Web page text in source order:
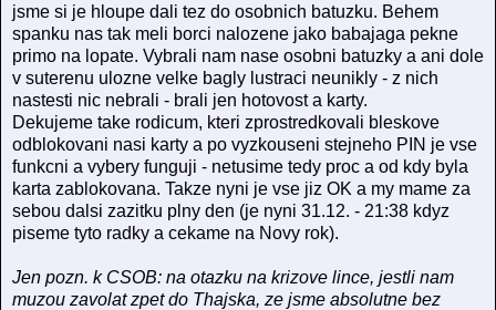
jsme si je hloupe dali tez do osobnich batuzku. Behem
spanku nas tak meli borci nalozene jako babajaga pekne
primo na lopate. Vybrali nam nase osobni batuzky a ani dole
v suterenu ulozne velke bagly lustraci neunikly - z nich
nastesti nic nebrali - brali jen hotovost a karty.
Dekujeme take rodicum, kteri zprostredkovali bleskove
odblokovani nasi karty a po vyzkouseni stejneho PIN je vse
funkcni a vybery funguji - netusime tedy proc a od kdy byla
karta zablokovana. Takze nyni je vse jiz OK a my mame za
sebou dalsi zazitku plny den (je nyni 31.12. - 21:38 kdyz
piseme tyto radky a cekame na Novy rok).
Jen pozn. k CSOB: na otazku na krizove lince, jestli nam
muzou zavolat zpet do Thajska, ze jsme absolutne bez